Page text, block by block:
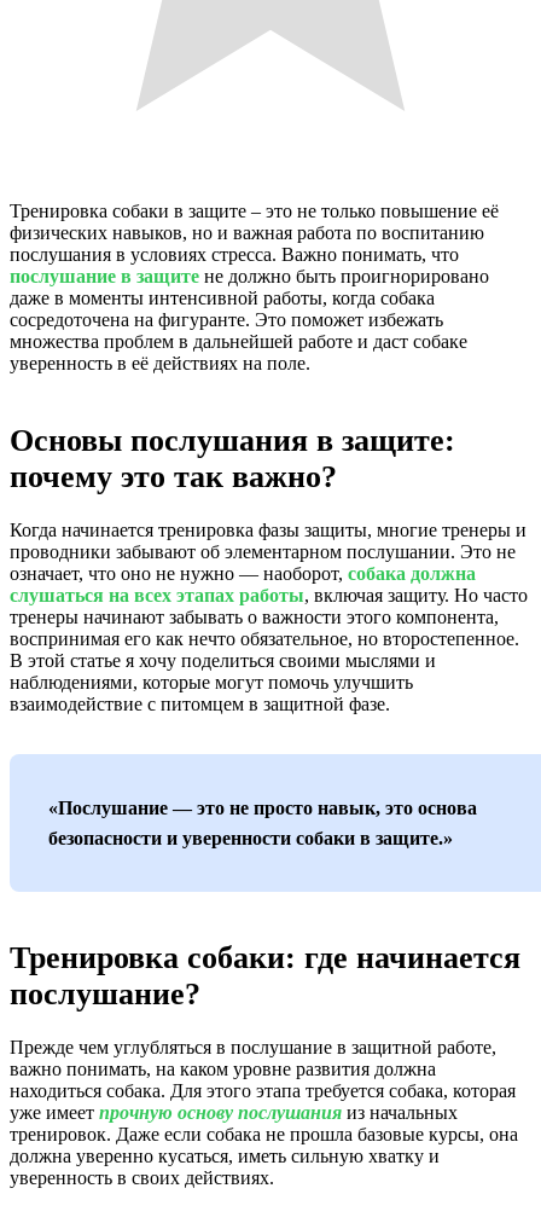
Тренировка собаки в защите – это не только повышение её
физических навыков, но и важная работа по воспитанию
послушания в условиях стресса. Важно понимать, что
послушание в защите не должно быть проигнорировано
даже в моменты интенсивной работы, когда собака
сосредоточена на фигуранте. Это поможет избежать
множества проблем в дальнейшей работе и даст собаке
уверенность в её действиях на поле.
Основы послушания в защите:
почему это так важно?
Когда начинается тренировка фазы защиты, многие тренеры и
проводники забывают об элементарном послушании. Это не
означает, что оно не нужно — наоборот, собака должна
слушаться на всех этапах работы, включая защиту. Но часто
тренеры начинают забывать о важности этого компонента,
воспринимая его как нечто обязательное, но второстепенное.
В этой статье я хочу поделиться своими мыслями и
наблюдениями, которые могут помочь улучшить
взаимодействие с питомцем в защитной фазе.
«Послушание — это не просто навык, это основа
безопасности и уверенности собаки в защите.»
Тренировка собаки: где начинается
послушание?
Прежде чем углубляться в послушание в защитной работе,
важно понимать, на каком уровне развития должна
находиться собака. Для этого этапа требуется собака, которая
уже имеет прочную основу послушания из начальных
тренировок. Даже если собака не прошла базовые курсы, она
должна уверенно кусаться, иметь сильную хватку и
уверенность в своих действиях.